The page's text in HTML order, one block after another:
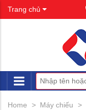
Trang chủ
Home Máy chiếu